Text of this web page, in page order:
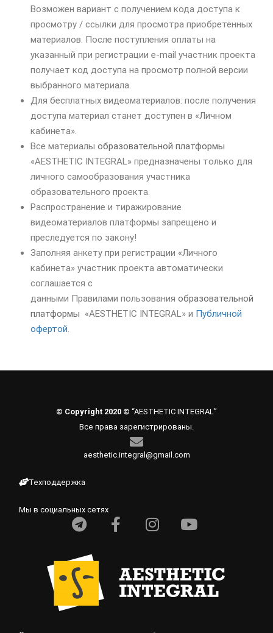
Возможен вариант с получением кода доступа к
просмотру / ссылки для просмотра приобретённых
материалов. После поступления оплаты на
указанный при регистрации e-mail участник проекта
получает код доступа на просмотр полной версии
выбранного материала.
Для бесплатных видеоматериалов: после получения
доступа материал станет доступен в «Личном
кабинета».
Все материалы образовательной платформы
«AESTHETIC INTEGRAL» предназначены только для
личного самообразования участника
образовательного проекта.
Распространение и тиражирование
видеоматериалов платформы запрещено и
преследуется по закону!
Заполняя анкету при регистрации «Личного
кабинета» участник проекта автоматически
соглашается с
данными Правилами пользования образовательной
платформы «AESTHETIC INTEGRAL» и Публичной
офертой.
© Copyright 2020 © “AESTHETIC INTEGRAL”
Все права зарегистрированы.
aesthetic.integral@gmail.com
Техподдержка
Мы в социальных сетях